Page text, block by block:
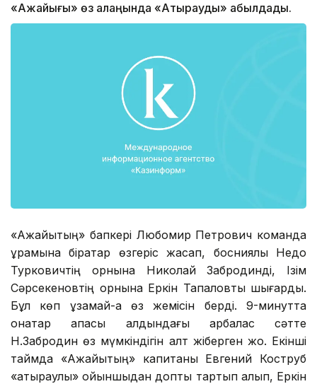
«Ақжайығы» өз алаңында «Атырауды» қабылдады.
«Ақжайықтың» бапкері Любомир Петрович команда
құрамына бірқатар өзгеріс жасап, босниялық Недо
Турковичтің орнына Николай Забродинді, Ізім
Сәрсекеновтің орнына Еркін Тапаловты шығарды.
Бұл көп ұзамай-ақ өз жемісін берді. 9-минутта
қонақтар қақпасы алдындағы қарбалас сәтте
Н.Забродин өз мүмкіндігін қалт жіберген жоқ. Екінші
таймда «Ақжайықтың» капитаны Евгений Коструб
«атыраулық» ойыншыдан допты тартып алып, Еркін